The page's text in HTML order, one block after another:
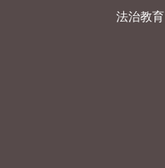
法治教育